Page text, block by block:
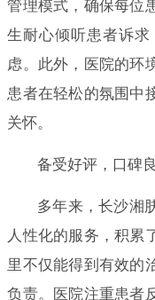
管理模式，确保每位
生耐心倾听患者诉
虑。此外，医院的环
患者在轻松的氛围中
关怀。
备受好评，口碑
多年来，长沙湘
人性化的服务，积累
里不仅能得到有效的
负责。医院注重患者